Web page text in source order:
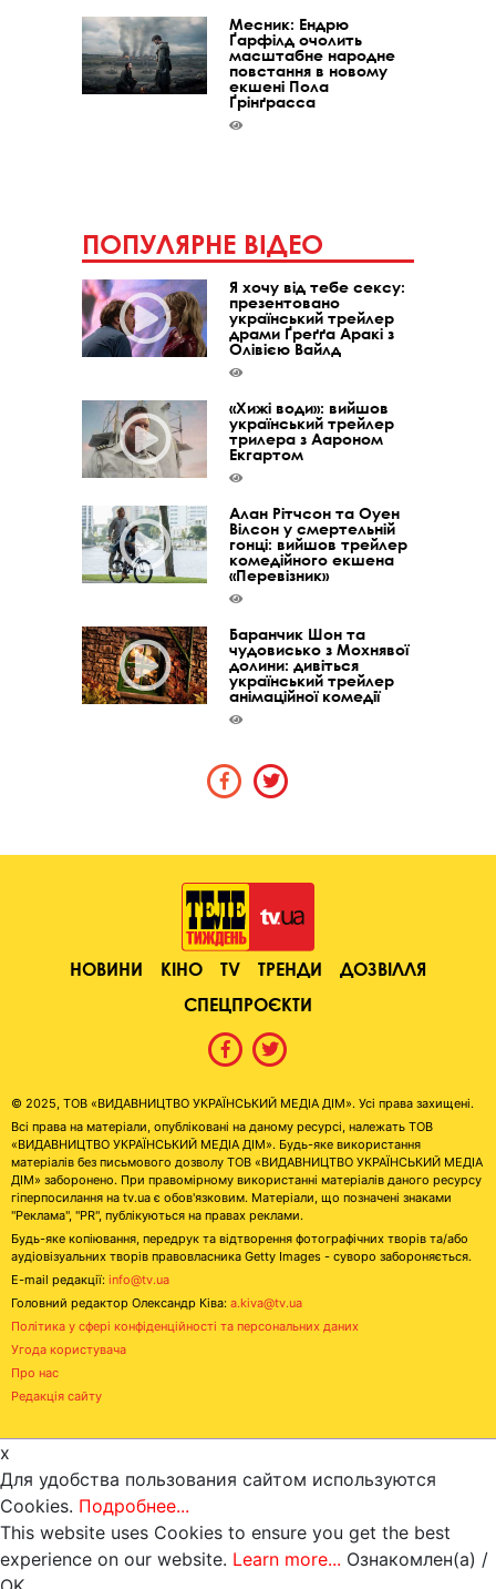
Месник: Ендрю
Ґарфілд очолить
масштабне народне
повстання в новому
екшені Пола
Ґрінґрасса
ПОПУЛЯРНЕ ВІДЕО
Я хочу від тебе сексу:
презентовано
український трейлер
драми Ґреґґа Аракі з
Олівією Вайлд
«Хижі води»: вийшов
український трейлер
трилера з Аароном
Екгартом
Алан Рітчсон та Оуен
Вілсон у смертельній
гонці: вийшов трейлер
комедійного екшена
«Перевізник»
Баранчик Шон та
чудовисько з Мохнявої
долини: дивіться
український трейлер
анімаційної комедії
НОВИНИ КІНО TV ТРЕНДИ
ДОЗВІЛЛЯ
СПЕЦПРОЄКТИ
© 2025, ТОВ «ВИДАВНИЦТВО УКРАЇНСЬКИЙ МЕДІА ДІМ». Усі права захищені.
Всі права на матеріали, опубліковані на даному ресурсі, належать ТОВ
«ВИДАВНИЦТВО УКРАЇНСЬКИЙ МЕДІА ДІМ». Будь-яке використання
матеріалів без письмового дозволу ТОВ «ВИДАВНИЦТВО УКРАЇНСЬКИЙ МЕДІА
ДІМ» заборонено. При правомірному використанні матеріалів даного ресурсу
гіперпосилання на tv.ua є обов'язковим. Матеріали, що позначені знаками
"Реклама", "PR", публікуються на правах реклами.
Будь-яке копіювання, передрук та відтворення фотографічних творів та/або
аудіовізуальних творів правовласника Getty Images - суворо забороняється.
E-mail редакції: info@tv.ua
Головний редактор Олександр Ківа: a.kiva@tv.ua
Політика у сфері конфіденційності та персональних даних
Угода користувача
Про нас
Редакція сайту
x
Для удобства пользования сайтом используются
Cookies. Подробнее...
This website uses Cookies to ensure you get the best
experience on our website. Learn more... Ознакомлен(а) /